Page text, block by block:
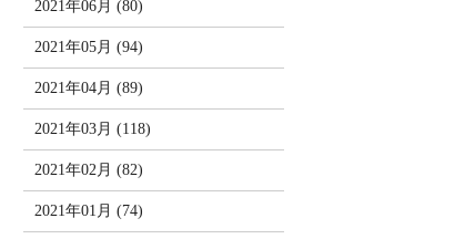
2021年06月 (80)
2021年05月 (94)
2021年04月 (89)
2021年03月 (118)
2021年02月 (82)
2021年01月 (74)